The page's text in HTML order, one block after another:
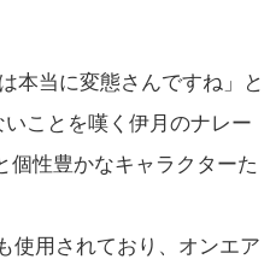
本当に変態さんですね」と
ことを嘆く伊月のナレー
個性豊かなキャラクターた
使用されており、オンエア